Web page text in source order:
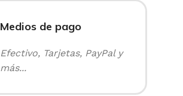
Medios de pago
Efectivo, Tarjetas, PayPal y
más...